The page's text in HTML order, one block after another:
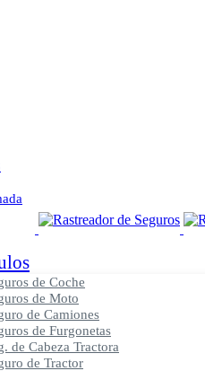
de Coche
de Moto
de Camiones
de Furgonetas
de Cabeza Tractora
de Tractor